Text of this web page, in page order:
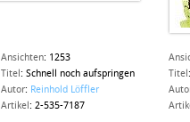
Ansichten: 1253
Titel : Schnell noch aufspringen
Autor: Reinhold Löffler
Artikel : 2-535-7187
Titel